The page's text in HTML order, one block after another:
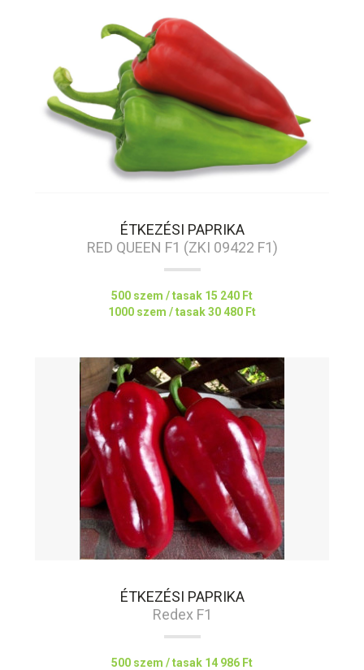
ÉTKEZÉSI PAPRIKA
RED QUEEN F1 (ZKI 09422 F1)
500 szem / tasak 15 240 Ft
1000 szem / tasak30 480 Ft
ÉTKEZÉSI PAPRIKA
Redex F1
500 szem / tasak 14 986 Ft